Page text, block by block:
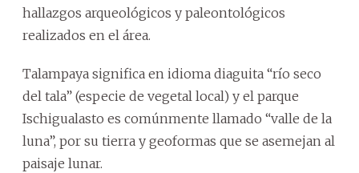
hallazgos arqueológicos y paleontológicos
realizados en el área.
Talampaya significa en idioma diaguita “río seco
del tala” (especie de vegetal local) y el parque
Ischigualasto es comúnmente llamado “valle de la
luna”, por su tierra y geoformas que se asemejan al
paisaje lunar.